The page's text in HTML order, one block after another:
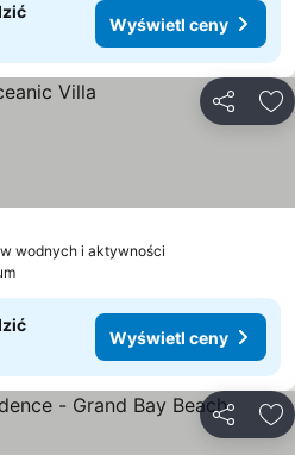
Wyświetl ceny
wodnych i aktywności
Wyświetl ceny